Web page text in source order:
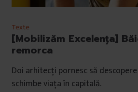
Texte
[Mobilizăm Excelența]
remorca
Doi arhitecți pornesc să
schimbe viața în capitală.